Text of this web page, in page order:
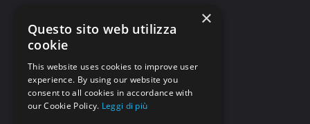
×
Questo sito web utilizza
cookie
This website uses cookies to improve user
experience. By using our website you
consent to all cookies in accordance with
our Cookie Policy. Leggi di più